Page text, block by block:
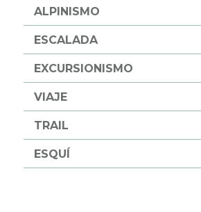
ALPINISMO
ESCALADA
EXCURSIONISMO
VIAJE
TRAIL
ESQUÍ